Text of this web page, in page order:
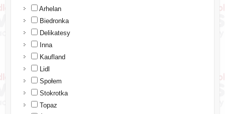
Arhelan
Biedronka
Delikatesy
Inna
Kaufland
Lidl
Społem
Stokrotka
Topaz